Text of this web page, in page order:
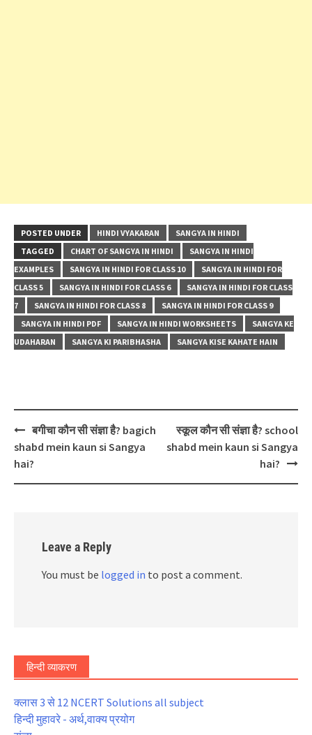
POSTED UNDER HINDI VYAKARAN
SANGYA IN HINDI
TAGGED
CHART OF SANGYA IN HINDI
SANGYA IN HINDI
EXAMPLES
SANGYA IN HINDI FOR CLASS 10
SANGYA IN HINDI FOR
CLASS 5
SANGYA IN HINDI FOR CLASS 6
SANGYA IN HINDI FOR CLASS
7
SANGYA IN HINDI FOR CLASS 8
SANGYA IN HINDI FOR CLASS 9
SANGYA IN HINDI PDF
SANGYA IN HINDI WORKSHEETS
SANGYA KE
UDAHARAN
SANGYA KI PARIBHASHA SANGYA KISE KAHATE HAIN
Post
navigation
बगीचा कौन सी संज्ञा है? bagich
shabd mein kaun si Sangya
hai?
स्कूल कौन सी संज्ञा है? school
shabd mein kaun si Sangya
hai?
Leave a Reply
You must be logged in to post a comment.
हिन्दी व्याकरण
क्लास 3 से 12 NCERT Solutions all subject
हिन्दी मुहावरे - अर्थ,वाक्य प्रयोग